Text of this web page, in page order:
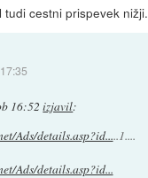
cestni prispevek nižji.
16:52 izjavil:
Ads/details.asp?id.....1....
Ads/details.asp?id...